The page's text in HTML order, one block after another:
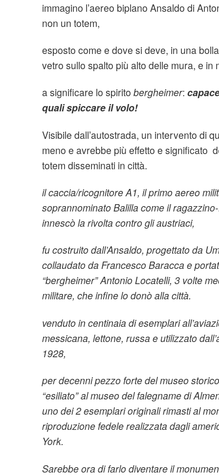
immagino l’aereo biplano Ansaldo di
non un totem,
esposto come e dove si deve, in una
vetro sullo spalto più alto delle mura, e in
a significare lo spirito bergheimer:
quali spiccare il volo!
Visibile dall’autostrada, un intervento di
meno e avrebbe più effetto e significato
totem disseminati in città.
il caccia/ricognitore A1, il primo aereo
soprannominato Balilla come il
innescò la rivolta contro gli austriaci,
fucostruito dall’Ansaldo, progettato da
collaudato da Francesco Baracca e
“bergheimer” Antonio Locatelli, 3 volte
militare, che infine lo donò alla città.
venduto in centinaia di esemplari
messicana, lettone, russa e utilizzato
1928,
per decenni pezzo forte del museo
“esiliato” al museo del falegname di
uno dei 2 esemplari originali rimasti al
riproduzione fedele realizzata dagli
York.
Sarebbe ora di farlo diventare il